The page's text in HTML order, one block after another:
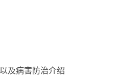
及病害防治介绍